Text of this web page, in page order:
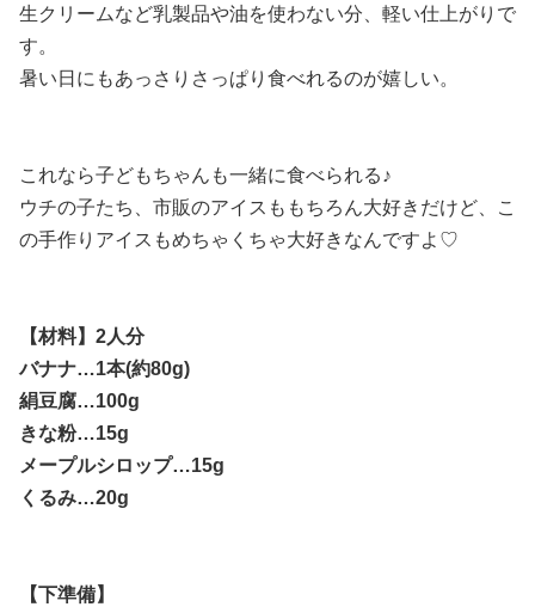
生クリームなど乳製品や油を使わない分、軽い仕上がりで
す。
暑い日にもあっさりさっぱり食べれるのが嬉しい。
これなら子どもちゃんも一緒に食べられる♪
ウチの子たち、市販のアイスももちろん大好きだけど、こ
の手作りアイスもめちゃくちゃ大好きなんですよ♡
【材料】2人分
バナナ…1本(約80g)
絹豆腐…100g
きな粉…15g
メープルシロップ…15g
くるみ…20g
【下準備】